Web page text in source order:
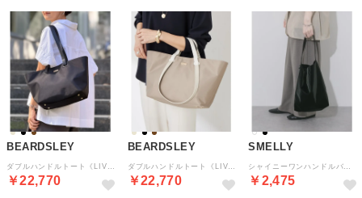
BEARDSLEY
￥22,770
BEARDSLEY
￥22,770
SMELLY
￥2,475